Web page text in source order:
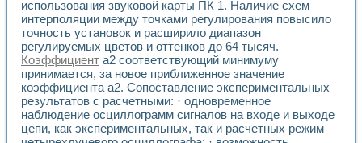
Применение измерителя иммитанса для исследова¬ния
Исследование электромагнитных переходных процессов
Стенд для исследования электрических переходных
Автоматизация контроля сварных швов на базе
Измерительный контроль с применением
Моделирование надежности и эффективности систем
Лабораторные практикумы и учебные стенды
Автоматизация лабораторного стенда по измерению
Автоматизированные лабораторные комплексы для
использования звуковой карты ПК 1. Наличие схем
интерполяции между точками регулирования повысило
точность установок и расширило диапазон
регулируемых цветов и оттенков до 64 тысяч.
Коэффициент a2 соответствующий минимуму
принимается, за новое приближенное значение
коэффициента a2. Сопоставление экспериментальных
результатов с расчетными: · одновременное
наблюдение осциллограмм сигналов на входе и выходе
цепи, как экспериментальных, так и расчетных режим